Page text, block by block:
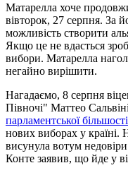
Матарелла хоче
вівторок, 27 серпня. За
можливість створити
Якщо це не вдасться
вибори. Матарелла
негайно вирішити.
Нагадаємо, 8 серпня
Півночі" Маттео
парламентської
нових виборах у країні.
висунула вотум
Конте заявив, що йде у